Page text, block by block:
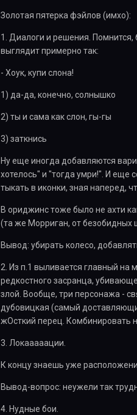
Золотая пятерка фэйлов (имхо):
1. Диалоги и решения. Помнится,
выглядит примерно так:
- Хоук, купи слона!
1) да-да, конечно, солнышко
2) ты и сама как слон, гы-гы
3) заткнись
Ну еще иногда добавляются
хотелось" и "тогда умри!". И еще
тыкать в иконки, зная наперед,
В ориджинс тоже было не ахти
(та же Морриган, от безобидных
Вывод: убирать колесо,
2. Из п.1 выливается главный на
редкостного засранца,
злой. Вообще, три персонажа -
дубовицкая (самый
жОсткий перец. Комбинировать
3. Локааааации.
К концу знаешь уже
Вывод-вопрос: неужели так
4. Нудные бои.